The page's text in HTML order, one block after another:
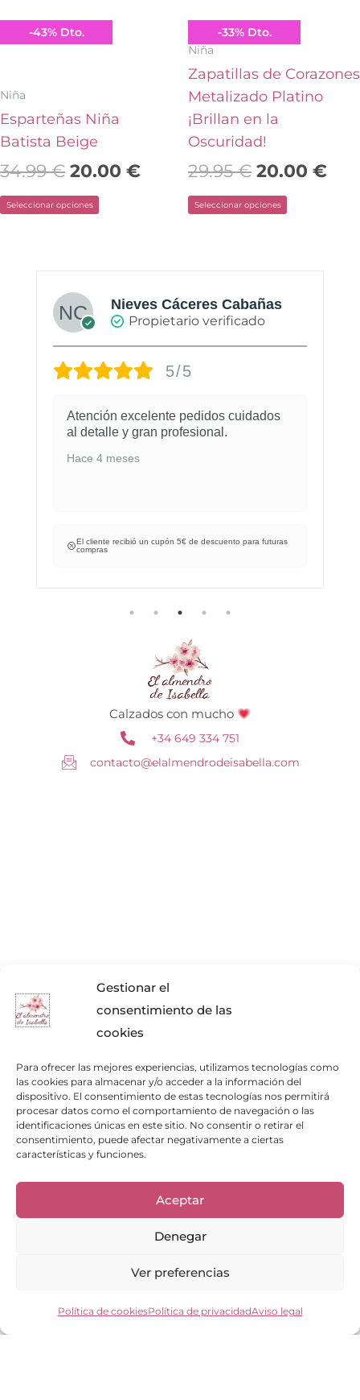
Gestionar el
consentimiento de las
cookies
Para ofrecer las mejores experiencias, utilizamos tecnologías como
las cookies para almacenar y/o acceder a la información del
dispositivo. El consentimiento de estas tecnologías nos permitirá
procesar datos como el comportamiento de navegación o las
identificaciones únicas en este sitio. No consentir o retirar el
consentimiento, puede afectar negativamente a ciertas
características y funciones.
Aceptar
Denegar
Ver preferencias
Política de cookiesPolítica de privacidadAviso legal
-43%Dto.
Conguitos
Niña
Esparteñas Niña
Batista Beige
34.99€ 20.00 €
Seleccionar opciones
pueden
la
página
de
producto
-33%Dto.
Conguitos
Niña
Zapatillas de Corazones
Metalizado Platino
¡Brillan en la
Oscuridad!
29.95€ 20.00 €
Seleccionar opciones
pueden
elegir
en
la
página
de
producto
Nieves Cáceres Cabañas
Propietario verificado
5/5
Atención excelente pedidos cuidados
al detalle y gran profesional.
Hace 4 meses
El cliente recibió un cupón 5€ de descuento para futuras
compras
Calzados con mucho
+34 649 334 751
contacto@elalmendrodeisabella.com
Enlaces de interés
Bienvenid@
Cuidados del calzado
Cuidados del bolso
Contacto
Mi cuenta
Los clientes opinan
Preguntas frecuentes